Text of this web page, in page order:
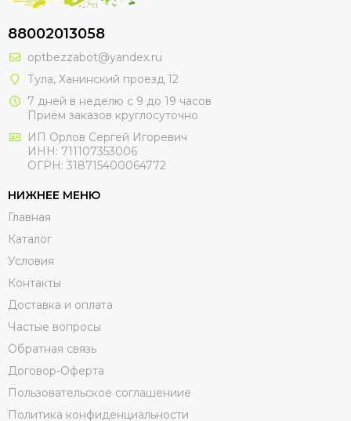
88002013058
optbezzabot@yandex.ru
Тула, Ханинский проезд 12
7 дней в неделю с 9 до 19 часов
Приём заказов круглосуточно
ИП Орлов Сергей Игоревич
ИНН: 711107353006
ОГРН: 318715400064772
НИЖНЕЕ МЕНЮ
Главная
Каталог
Условия
Контакты
Доставка и оплата
Частые вопросы
Обратная связь
Договор-Оферта
Пользовательское соглашениие
Политика конфиденциальности